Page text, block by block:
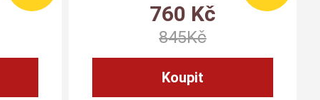
760 Kč
845Kč